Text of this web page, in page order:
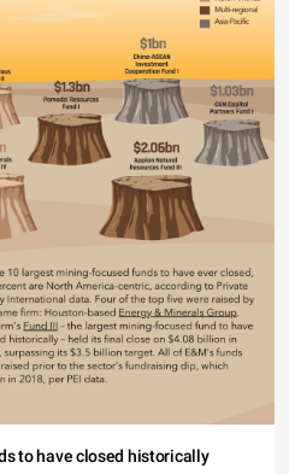
to have closed historically